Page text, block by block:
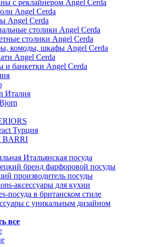
с реклайнером Angel Cerda
Angel Cerda
Angel Cerda
столики Angel Cerda
столики Angel Cerda
комоды, шкафы Angel Cerda
Angel Cerda
и банкетки Angel Cerda
Италия
Турция
BARRI
Итальянская посуда
бренд фарфоровой посуды
производитель посуды
аксессуары для кухни
посуда в британском стиле
с уникальным дизайном
все